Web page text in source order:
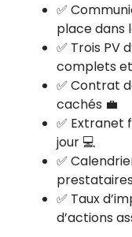
✅
place dans
✅ Trois PV
complets
✅ Contrat
cachés 💼
✅ Extranet
jour 💻
✅
✅ Taux
d’actions